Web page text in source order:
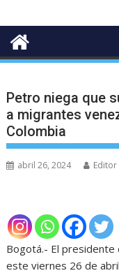
Petro niega que
a migrantes
Colombia
abril 26, 2024 Editor
Bogotá.- El presidente
este viernes 26 de